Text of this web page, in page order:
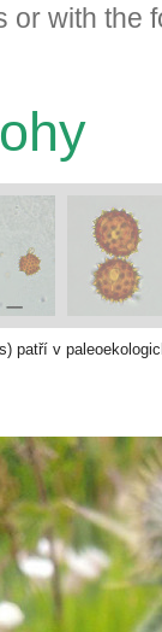
or with the
patří v